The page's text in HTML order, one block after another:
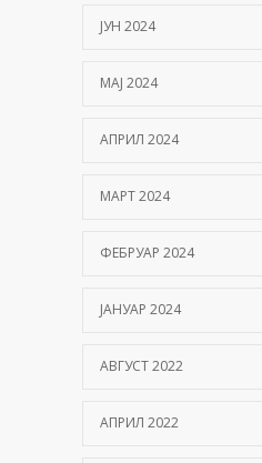
ЈУН 2024
МАЈ 2024
АПРИЛ 2024
МАРТ 2024
ФЕБРУАР 2024
ЈАНУАР 2024
АВГУСТ 2022
АПРИЛ 2022